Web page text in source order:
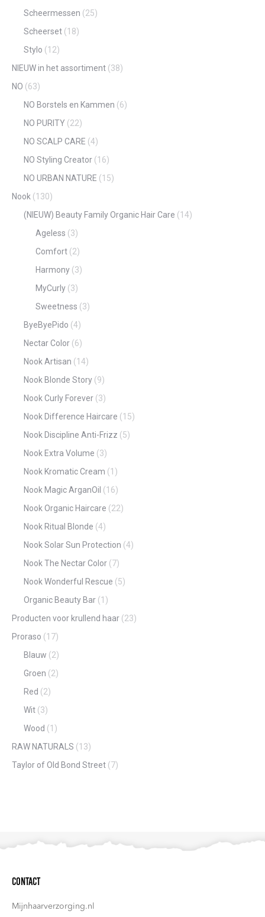
Scheermessen (25)
Scheerset (18)
Stylo (12)
NIEUW in het assortiment (38)
NO (63)
NO Borstels en Kammen (6)
NO PURITY (22)
NO SCALP CARE (4)
NO Styling Creator (16)
NO URBAN NATURE (15)
Nook (130)
(NIEUW) Beauty Family Organic Hair Care (14)
Ageless (3)
Comfort (2)
Harmony (3)
MyCurly (3)
Sweetness (3)
ByeByePido (4)
Nectar Color (6)
Nook Artisan (14)
Nook Blonde Story (9)
Nook Curly Forever (3)
Nook Difference Haircare (15)
Nook Discipline Anti-Frizz (5)
Nook Extra Volume (3)
Nook Kromatic Cream (1)
Nook Magic ArganOil (16)
Nook Organic Haircare (22)
Nook Ritual Blonde (4)
Nook Solar Sun Protection (4)
Nook The Nectar Color (7)
Nook Wonderful Rescue (5)
Organic Beauty Bar (1)
Producten voor krullend haar (23)
Proraso (17)
Blauw (2)
Groen (2)
Red (2)
Wit (3)
Wood (1)
RAW NATURALS (13)
Taylor of Old Bond Street (7)
Contact
Mijnhaarverzorging.nl